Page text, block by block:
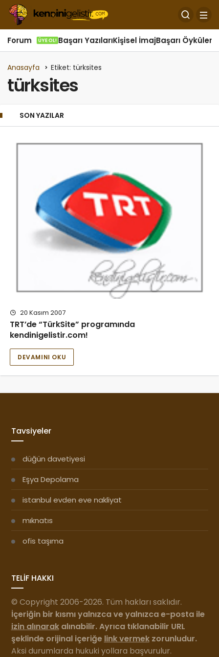
Forum ÜYE OL! Başarı YazılarıKişisel İmajBaşarı Öyküleri
Anasayfa Etiket: türksites
türksites
SON YAZILAR
20 Kasım 2007
TRT’de “TürkSite” programında
kendinigelistir.com!
DEVAMINI OKU
Tavsiyeler
düğün davetiyesi
Eşya Depolama
istanbul evden eve nakliyat
mıknatıs
ofis taşıma
TELİF HAKKI
© Copyright 2006-2026. Tüm hakları saklıdır.
İçeriğin bir kısmı yalnızca ve yalnızca e-posta ile
izin alınarakalınabilir. Ayrıca tıklanabilir URL
şeklinde orijinal içeriğe link vermekzorunludur.
Aksi durumlarda hukuki yollara başvurulur.